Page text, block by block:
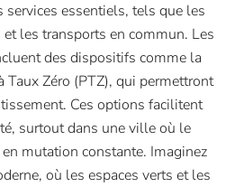
services essentiels, tels que les
les transports en commun. Les
des dispositifs comme la
Taux Zéro (PTZ), qui permettront
Ces options facilitent
surtout dans une ville où le
mutation constante. Imaginez
où les espaces verts et les